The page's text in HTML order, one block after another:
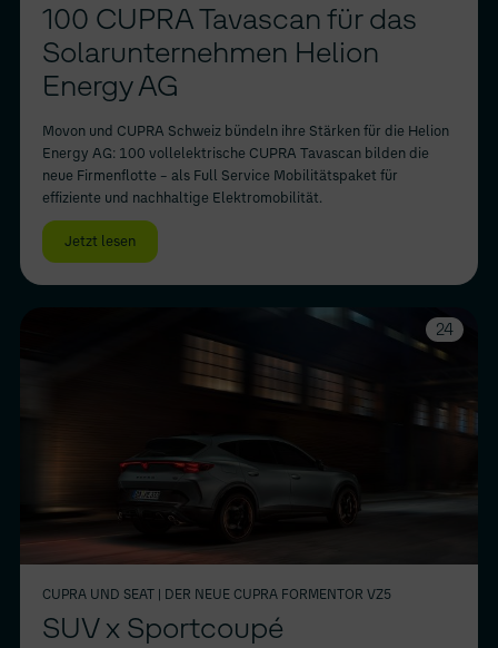
100 CUPRA Tavascan für das
Solarunternehmen Helion
Energy AG
Movon und CUPRA Schweiz bündeln ihre Stärken für die Helion
Energy AG: 100 vollelektrische CUPRA Tavascan bilden die
neue Firmenflotte – als Full Service Mobilitätspaket für
effiziente und nachhaltige Elektromobilität.
Jetzt lesen
24
CUPRA UND SEAT | DER NEUE CUPRA FORMENTOR VZ5
SUV x Sportcoupé